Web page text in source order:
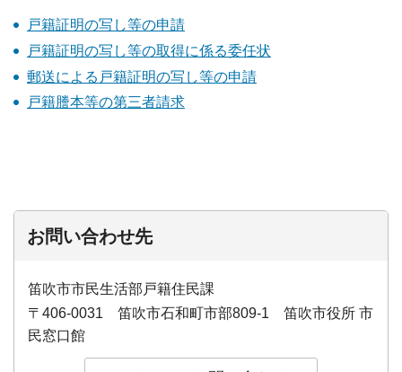
戸籍証明の写し等の申請
戸籍証明の写し等の取得に係る委任状
郵送による戸籍証明の写し等の申請
戸籍謄本等の第三者請求
お問い合わせ先
笛吹市市民生活部戸籍住民課
〒406-0031 笛吹市石和町市部809-1 笛吹市役所 市
民窓口館